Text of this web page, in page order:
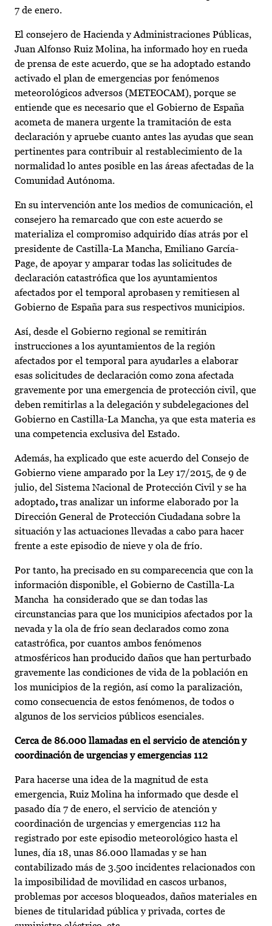
7 de enero.
El consejero de Hacienda y Administraciones Públicas,
Juan Alfonso Ruiz Molina, ha informado hoy en rueda
de prensa de este acuerdo, que se ha adoptado estando
activado el plan de emergencias por fenómenos
meteorológicos adversos (METEOCAM), porque se
entiende que es necesario que el Gobierno de España
acometa de manera urgente la tramitación de esta
declaración y apruebe cuanto antes las ayudas que sean
pertinentes para contribuir al restablecimiento de la
normalidad lo antes posible en las áreas afectadas de la
Comunidad Autónoma.
En su intervención ante los medios de comunicación, el
consejero ha remarcado que con este acuerdo se
materializa el compromiso adquirido días atrás por el
presidente de Castilla-La Mancha, Emiliano García-
Page, de apoyar y amparar todas las solicitudes de
declaración catastrófica que los ayuntamientos
afectados por el temporal aprobasen y remitiesen al
Gobierno de España para sus respectivos municipios.
Así, desde el Gobierno regional se remitirán
instrucciones a los ayuntamientos de la región
afectados por el temporal para ayudarles a elaborar
esas solicitudes de declaración como zona afectada
gravemente por una emergencia de protección civil, que
deben remitirlas a la delegación y subdelegaciones del
Gobierno en Castilla-La Mancha, ya que esta materia es
una competencia exclusiva del Estado.
Además, ha explicado que este acuerdo del Consejo de
Gobierno viene amparado por la Ley 17/2015, de 9 de
julio, del Sistema Nacional de Protección Civil y se ha
adoptado, tras analizar un informe elaborado por la
Dirección General de Protección Ciudadana sobre la
situación y las actuaciones llevadas a cabo para hacer
frente a este episodio de nieve y ola de frío.
Por tanto, ha precisado en su comparecencia que con la
información disponible, el Gobierno de Castilla-La
Mancha ha considerado que se dan todas las
circunstancias para que los municipios afectados por la
nevada y la ola de frío sean declarados como zona
catastrófica, por cuantos ambos fenómenos
atmosféricos han producido daños que han perturbado
gravemente las condiciones de vida de la población en
los municipios de la región, así como la paralización,
como consecuencia de estos fenómenos, de todos o
algunos de los servicios públicos esenciales.
Cerca de 86.000 llamadas en el servicio de atención y
coordinación de urgencias y emergencias 112
Para hacerse una idea de la magnitud de esta
emergencia, Ruiz Molina ha informado que desde el
pasado día 7 de enero, el servicio de atención y
coordinación de urgencias y emergencias 112 ha
registrado por este episodio meteorológico hasta el
lunes, día 18, unas 86.000 llamadas y se han
contabilizado más de 3.500 incidentes relacionados con
la imposibilidad de movilidad en cascos urbanos,
problemas por accesos bloqueados, daños materiales en
bienes de titularidad pública y privada, cortes de